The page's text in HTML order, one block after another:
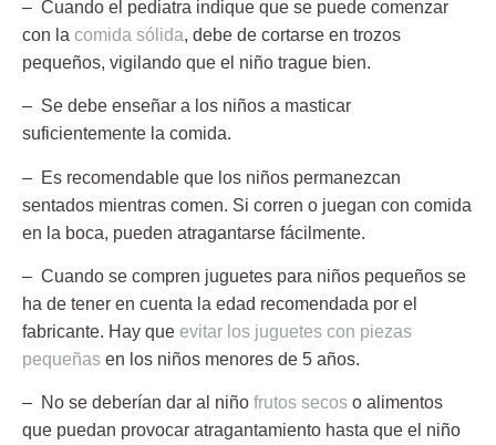
– Cuando el pediatra indique que se puede comenzar
con la comida sólida, debe de cortarse en trozos
pequeños, vigilando que el niño trague bien.
– Se debe enseñar a los niños a masticar
suficientemente la comida.
– Es recomendable que los niños permanezcan
sentados mientras comen. Si corren o juegan con comida
en la boca, pueden atragantarse fácilmente.
– Cuando se compren juguetes para niños pequeños se
ha de tener en cuenta la edad recomendada por el
fabricante. Hay que evitar los juguetes con piezas
pequeñas en los niños menores de 5 años.
– No se deberían dar al niño frutos secos o alimentos
que puedan provocar atragantamiento hasta que el niño